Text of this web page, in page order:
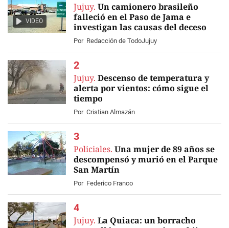
VIDEO
Jujuy. Un camionero brasileño
falleció en el Paso de Jama e
investigan las causas del deceso
Por Redacción de TodoJujuy
Jujuy. Descenso de temperatura y
alerta por vientos: cómo sigue el
tiempo
Por Cristian Almazán
Policiales. Una mujer de 89 años se
descompensó y murió en el Parque
San Martín
Por Federico Franco
Jujuy. La Quiaca: un borracho